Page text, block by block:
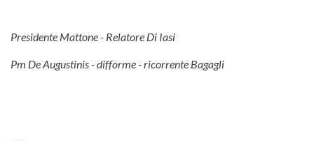
Presidente Mattone - Relatore Di Iasi
Pm De Augustinis - difforme - ricorrente Bagagli